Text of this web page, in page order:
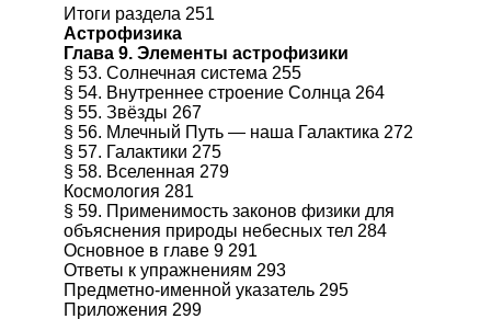
Итоги раздела 251
Астрофизика
Глава 9. Элементы астрофизики
§ 53. Солнечная система 255
§ 54. Внутреннее строение Солнца 264
§ 55. Звёзды 267
§ 56. Млечный Путь — наша Галактика 272
§ 57. Галактики 275
§ 58. Вселенная 279
Космология 281
§ 59. Применимость законов физики для
объяснения природы небесных тел 284
Основное в главе 9 291
Ответы к упражнениям 293
Предметно-именной указатель 295
Приложения 299